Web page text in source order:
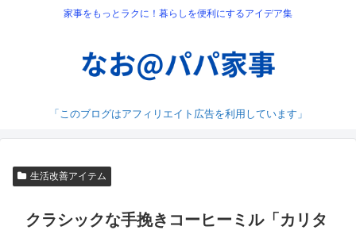
家事をもっとラクに！暮らしを便利にするアイデア集
「このブログはアフィリエイト広告を利用しています」
生活改善アイテム
クラシックな手挽きコーヒーミル「カリタ